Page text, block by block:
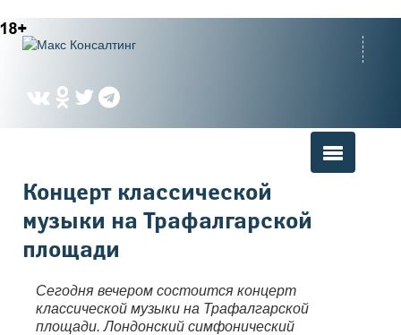
Вы здесь
Концерт классической
музыки на Трафалгарской
площади
Сегодня вечером состоится концерт
классической музыки на Трафалгарской
площади. Лондонский симфонический